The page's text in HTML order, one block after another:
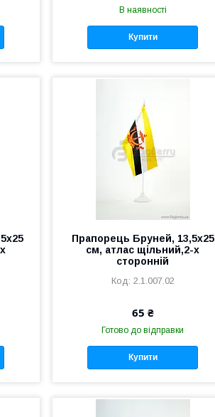
В наявності
Купити
Прапорець Бруней, 13,5х25
см, атлас щільний,2-х
сторонній
2.1.007.02
65 ₴
Готово до відправки
Купити